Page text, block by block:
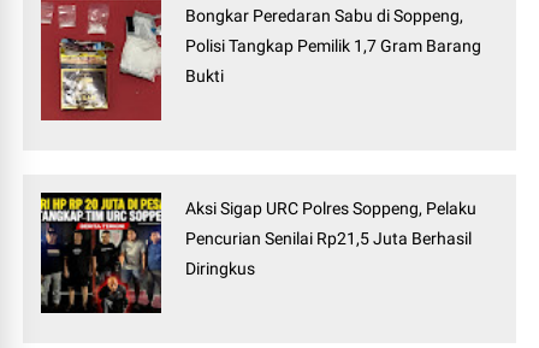
Bongkar Peredaran Sabu di Soppeng,
Polisi Tangkap Pemilik 1,7 Gram Barang
Bukti
Aksi Sigap URC Polres Soppeng, Pelaku
Pencurian Senilai Rp21,5 Juta Berhasil
Diringkus